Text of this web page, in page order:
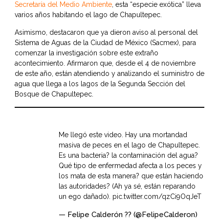
Secretaría del Medio Ambiente, esta “especie exótica” lleva
varios años habitando el lago de Chapultepec.
Asimismo, destacaron que ya dieron aviso al personal del
Sistema de Aguas de la Ciudad de México (Sacmex), para
comenzar la investigación sobre este extraño
acontecimiento. Afirmaron que, desde el 4 de noviembre
de este año, están atendiendo y analizando el suministro de
agua que llega a los lagos de la Segunda Sección del
Bosque de Chapultepec.
Me llegó este video. Hay una mortandad
masiva de peces en el lago de Chapultepec.
Es una bacteria? la contaminación del agua?
Qué tipo de enfermedad afecta a los peces y
los mata de esta manera? que están haciendo
las autoridades? (Ah ya sé, están reparando
un ego dañado). pic.twitter.com/qzCi9OqJeT
— Felipe Calderón ?? (@FelipeCalderon)